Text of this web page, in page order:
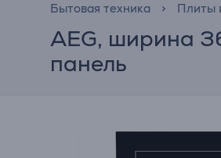
Бытовая техника Плиты
AEG, ширина
панель